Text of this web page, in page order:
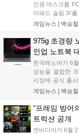
인원 데스크톱
어패드 슬림 3i'
인업은 인텔의 최
레이 환경까지 폭
게임뉴스 | 백승철
975g 초경량
인업 노트북
한국레노버가 6
성능을 결합한
시장에 공식 출
라이젠 AI 프로
브 작업에서 탁월
제품에 퓨어사이
이터에게 끊김 없
게임뉴스 | 백승철
"프레임 방어
트럭션 공개
엔비디아가 6월